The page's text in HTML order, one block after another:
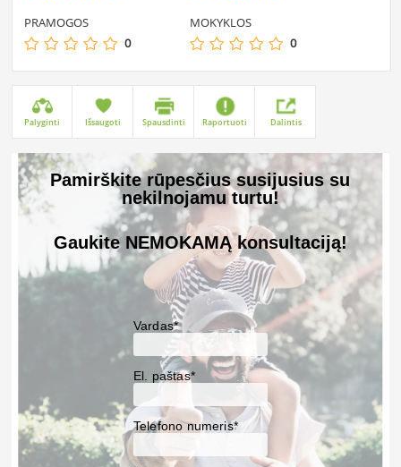
PRAMOGOS
0
MOKYKLOS
0
Palyginti Išsaugoti Spausdinti Raportuoti Dalintis
Pamirškite rūpesčius susijusius su
nekilnojamu turtu!
Gaukite NEMOKAMĄ konsultaciją!
Vardas*
El. paštas*
Telefono numeris*